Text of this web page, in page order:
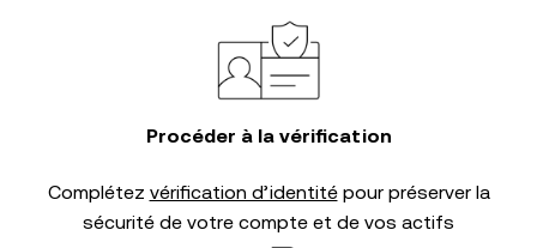
Procéder à la vérification
Complétez vérification d’identitépour préserver la
sécurité de votre compte et de vos actifs